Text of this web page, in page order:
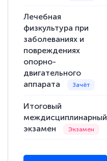
Лечебная
физкультура при
заболеваниях и
повреждениях
опорно-
двигательного
аппарата
Итоговый
междисциплинарный
экзамен